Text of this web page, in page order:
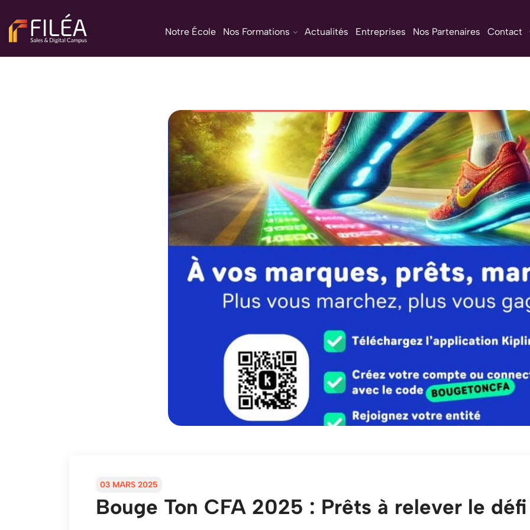
Notre École Nos Formations Actualités Entreprises Nos Partenaires Contact
03 MARS 2025
Bouge Ton CFA 2025 : Prêts à relever le